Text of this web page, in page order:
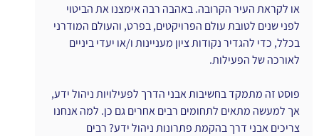
או לקראת העיר הקרובה. באהבה רבה אימצנו את הביטוי
לפני שנים לטובת עולם הפרויקטים, בפרט, והעולם המודרני
בכלל, כדי להגדיר נקודות ציון מעניינות ו/או יעדי ביניים
לאורכה של הפעילות.
פוסט זה מתמקד בחשיבות אבני הדרך לפעילויות ניהול ידע,
אך למעשה מתאים לתחומים רבים אחרים גם כן. למה אנחנו
צריכים אבני דרך בהקמת פתרונות ניהול ידע? רבים